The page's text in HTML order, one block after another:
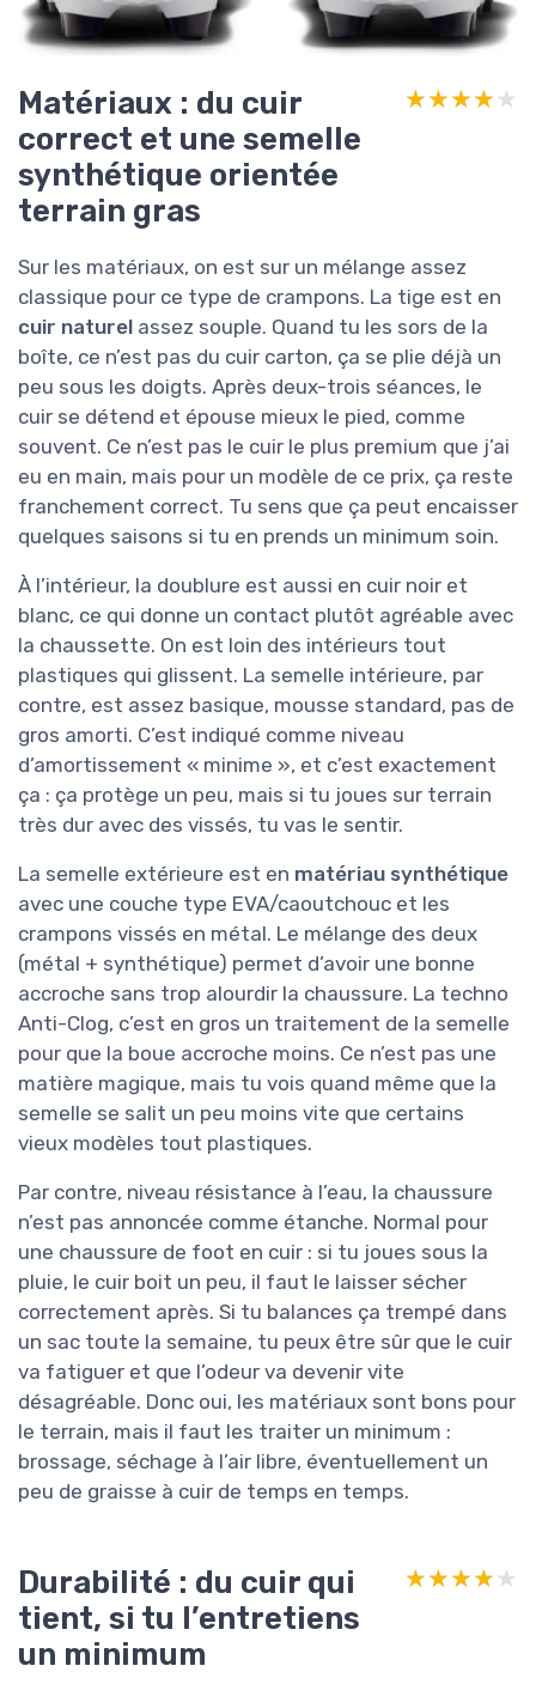
Matériaux : du cuir
correct et une semelle
synthétique orientée
terrain gras
★★★★★
★★★★★
Sur les matériaux, on est sur un mélange assez
classique pour ce type de crampons. La tige est en
cuir naturel assez souple. Quand tu les sors de la
boîte, ce n’est pas du cuir carton, ça se plie déjà un
peu sous les doigts. Après deux-trois séances, le
cuir se détend et épouse mieux le pied, comme
souvent. Ce n’est pas le cuir le plus premium que j’ai
eu en main, mais pour un modèle de ce prix, ça reste
franchement correct. Tu sens que ça peut encaisser
quelques saisons si tu en prends un minimum soin.
À l’intérieur, la doublure est aussi en cuir noir et
blanc, ce qui donne un contact plutôt agréable avec
la chaussette. On est loin des intérieurs tout
plastiques qui glissent. La semelle intérieure, par
contre, est assez basique, mousse standard, pas de
gros amorti. C’est indiqué comme niveau
d’amortissement « minime », et c’est exactement
ça : ça protège un peu, mais si tu joues sur terrain
très dur avec des vissés, tu vas le sentir.
La semelle extérieure est en matériau synthétique
avec une couche type EVA/caoutchouc et les
crampons vissés en métal. Le mélange des deux
(métal + synthétique) permet d’avoir une bonne
accroche sans trop alourdir la chaussure. La techno
Anti-Clog, c’est en gros un traitement de la semelle
pour que la boue accroche moins. Ce n’est pas une
matière magique, mais tu vois quand même que la
semelle se salit un peu moins vite que certains
vieux modèles tout plastiques.
Par contre, niveau résistance à l’eau, la chaussure
n’est pas annoncée comme étanche. Normal pour
une chaussure de foot en cuir : si tu joues sous la
pluie, le cuir boit un peu, il faut le laisser sécher
correctement après. Si tu balances ça trempé dans
un sac toute la semaine, tu peux être sûr que le cuir
va fatiguer et que l’odeur va devenir vite
désagréable. Donc oui, les matériaux sont bons pour
le terrain, mais il faut les traiter un minimum :
brossage, séchage à l’air libre, éventuellement un
peu de graisse à cuir de temps en temps.
Durabilité : du cuir qui
tient, si tu l’entretiens
un minimum
★★★★★
★★★★★